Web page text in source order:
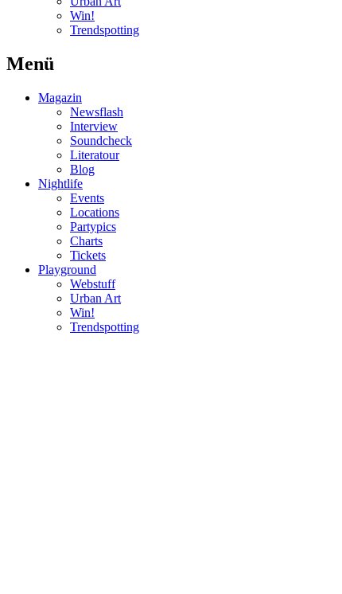
Win!
Trendspotting
Menü
Magazin
Newsflash
Interview
Soundcheck
Literatour
Blog
Nightlife
Events
Locations
Partypics
Charts
Tickets
Playground
Webstuff
Urban Art
Win!
Trendspotting